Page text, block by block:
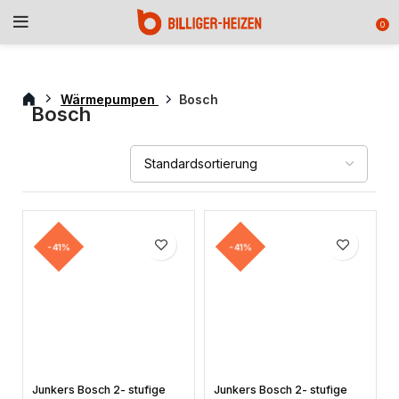
0
Wärmepumpen Bosch
Bosch
-41%
Junkers Bosch 2- stufige
-41%
Junkers Bosch 2- stufige